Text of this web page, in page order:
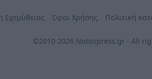
Εχεμύθειας Όροι Χρήσης Πολιτική
©2010-2026 Notospress.gr - All